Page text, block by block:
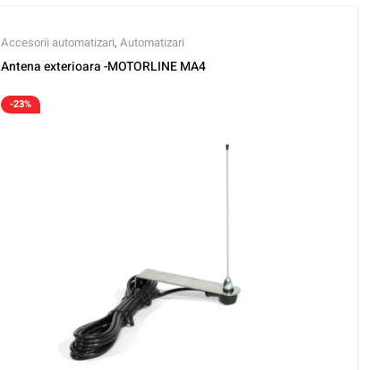
Accesorii automatizari, Automatizari
Antena exterioara -MOTORLINE MA4
-23%